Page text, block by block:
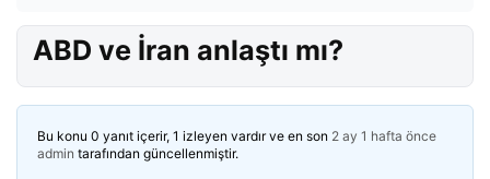
ABD ve İran anlaştı mı?
Bu konu 0 yanıt içerir, 1 izleyen vardır ve en son 2 ay 1 hafta önce
admin tarafından güncellenmiştir.